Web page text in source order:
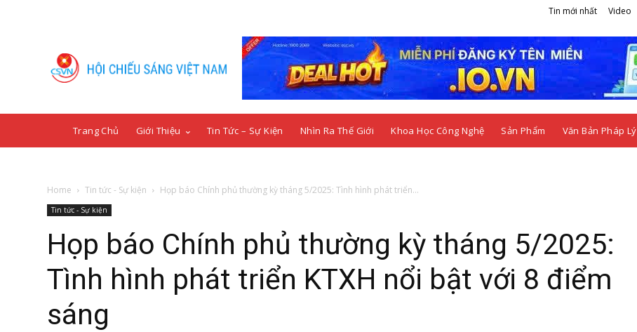
Tin mới nhất Video
Trang Chủ Giới Thiệu Tin Tức – Sự Kiện Nhìn Ra Thế Giới Khoa Học Công Nghệ Sản Phẩm Văn Bản Pháp Lý
Home Tin tức - Sự kiện Họp báo Chính phủ thường kỳ tháng 5/2025: Tình hình phát triển...
Tin tức - Sự kiện
Họp báo Chính phủ thường kỳ tháng 5/2025:
Tình hình phát triển KTXH nổi bật với 8 điểm
sáng